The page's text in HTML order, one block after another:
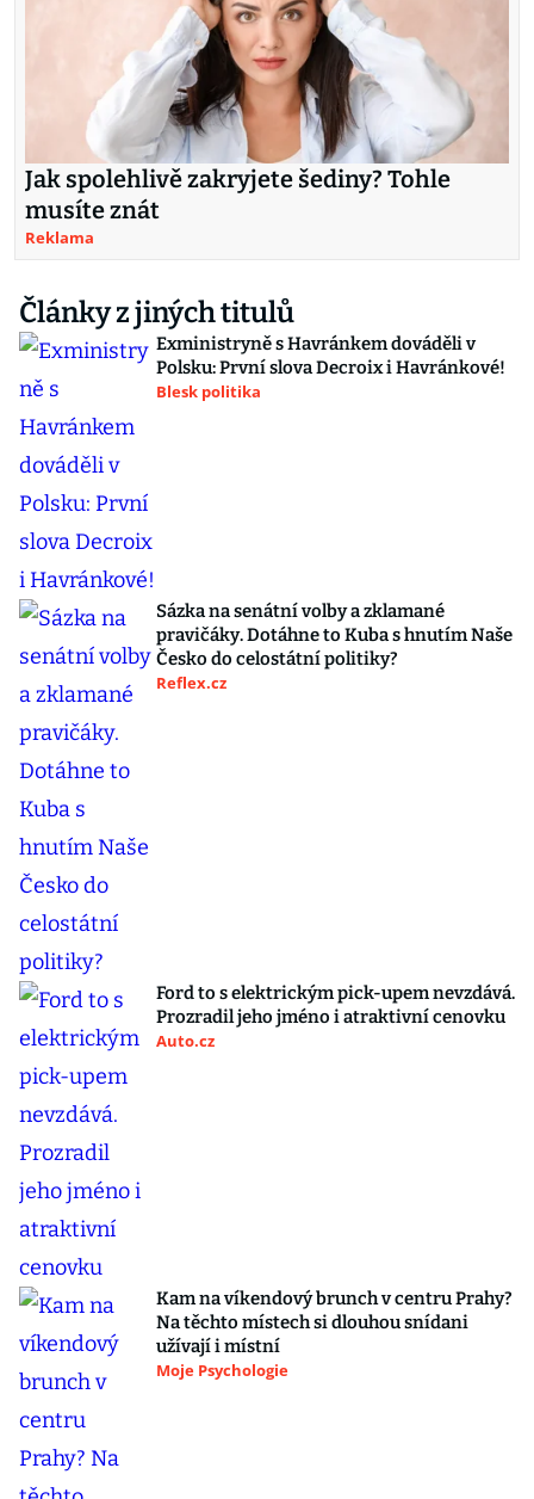
Jak spolehlivě zakryjete šediny? Tohle
musíte znát
Reklama
Články z jiných titulů
Exministryně s Havránkem dováděli v
Polsku: První slova Decroix i Havránkové!
Blesk politika
Sázka na senátní volby a zklamané
pravičáky. Dotáhne to Kuba s hnutím Naše
Česko do celostátní politiky?
Reflex.cz
Ford to s elektrickým pick-upem nevzdává.
Prozradil jeho jméno i atraktivní cenovku
Auto.cz
Kam na víkendový brunch v centru Prahy?
Na těchto místech si dlouhou snídani
užívají i místní
Moje Psychologie